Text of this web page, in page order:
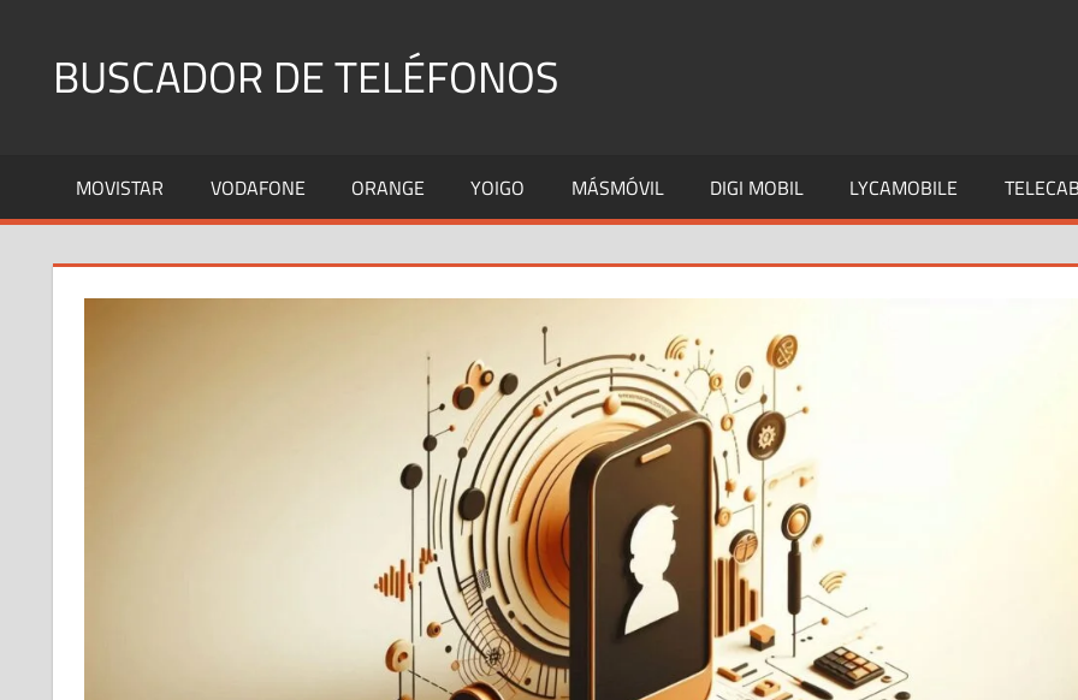
contenidoBUSCADOR DE TELÉFONOS
Fijos
y
MOVISTAR VODAFONE ORANGE YOIGO MÁSMÓVIL DIGI MOBIL LYCAMOBILE